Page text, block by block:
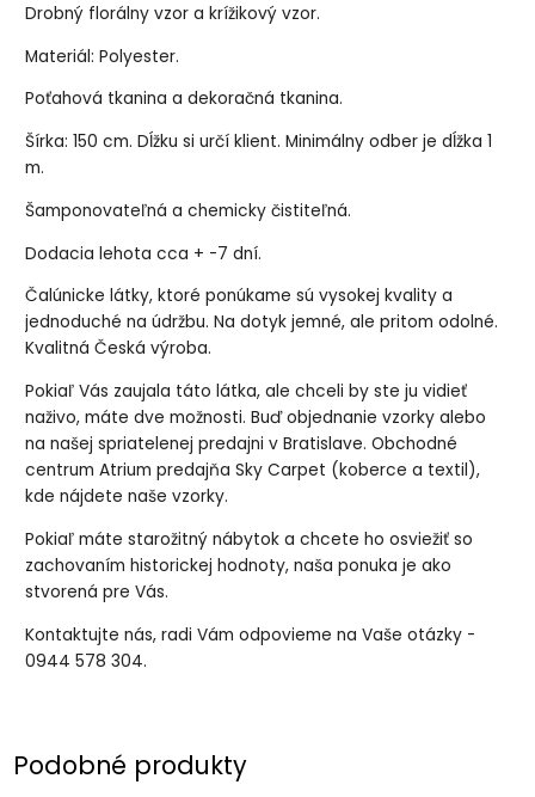
Drobný florálny vzor a krížikový vzor.
Materiál: Polyester.
Poťahová tkanina a dekoračná tkanina.
Šírka: 150 cm. Dĺžku si určí klient. Minimálny odber je dĺžka 1
m.
Šamponovateľná a chemicky čistiteľná.
Dodacia lehota cca + -7 dní.
Čalúnicke látky, ktoré ponúkame sú vysokej kvality a
jednoduché na údržbu. Na dotyk jemné, ale pritom odolné.
Kvalitná Česká výroba.
Pokiaľ Vás zaujala táto látka, ale chceli by ste ju vidieť
naživo, máte dve možnosti. Buď objednanie vzorky alebo
na našej spriatelenej predajni v Bratislave. Obchodné
centrum Atrium predajňa Sky Carpet (koberce a textil),
kde nájdete naše vzorky.
Pokiaľ máte starožitný nábytok a chcete ho osviežiť so
zachovaním historickej hodnoty, naša ponuka je ako
stvorená pre Vás.
Kontaktujte nás, radi Vám odpovieme na Vaše otázky -
0944 578 304.
Podobné produkty